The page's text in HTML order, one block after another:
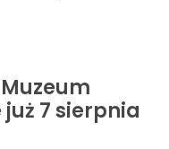
Muzeum
7 sierpnia